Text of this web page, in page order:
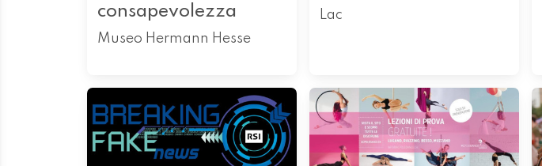
consapevolezza
Museo Hermann Hesse
Lac